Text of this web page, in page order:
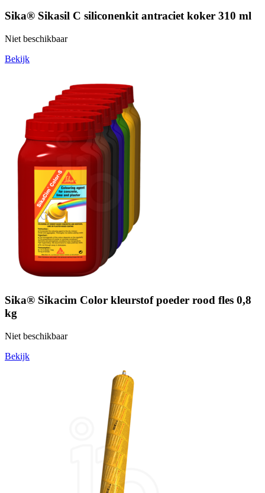
Sika® Sikasil C siliconenkit antraciet koker 310 ml
Niet beschikbaar
Bekijk
Sika® Sikacim Color kleurstof poeder rood fles 0,8
kg
Niet beschikbaar
Bekijk